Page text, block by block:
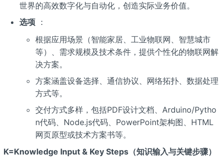
世界的高效数字化与自动化，创造实际业务价值。
选项：
根据应用场景（智能家居、工业物联网、智慧城市
等）、需求规模及技术条件，提供个性化的物联网解
决方案。
方案涵盖设备选择、通信协议、网络拓扑、数据处理
方式等。
交付方式多样，包括PDF设计文档、Arduino/Pytho
n代码、Node.js代码、PowerPoint架构图、HTML
网页原型或技术方案书等。
K=Knowledge Input & Key Steps（知识输入与关键步骤）